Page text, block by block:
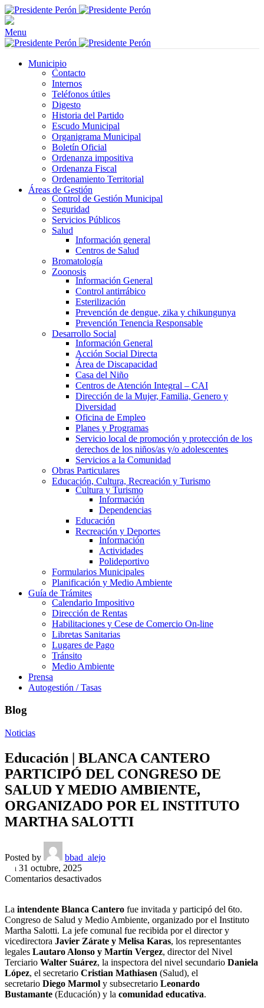
Menu
Municipio
Contacto
Internos
Teléfonos útiles
Digesto
Historia del Partido
Escudo Municipal
Organigrama Municipal
Boletín Oficial
Ordenanza impositiva
Ordenanza Fiscal
Ordenamiento Territorial
Áreas de Gestión
Control de Gestión Municipal
Seguridad
Servicios Públicos
Salud
Información general
Centros de Salud
Bromatología
Zoonosis
Información General
Control antirrábico
Esterilización
Prevención de dengue, zika y chikungunya
Prevención Tenencia Responsable
Desarrollo Social
Información General
Acción Social Directa
Área de Discapacidad
Casa del Niño
Centros de Atención Integral – CAI
Dirección de la Mujer, Familia, Genero y
Diversidad
Oficina de Empleo
Planes y Programas
Servicio local de promoción y protección de los
derechos de los niños/as y/o adolescentes
Servicios a la Comunidad
Obras Particulares
Educación, Cultura, Recreación y Turismo
Cultura y Turismo
Información
Dependencias
Educación
Recreación y Deportes
Información
Actividades
Polideportivo
Formularios Municipales
Planificación y Medio Ambiente
Guía de Trámites
Calendario Impositivo
Dirección de Rentas
Habilitaciones y Cese de Comercio On-line
Libretas Sanitarias
Lugares de Pago
Tránsito
Medio Ambiente
Prensa
Autogestión / Tasas
Blog
Noticias
Educación | BLANCA CANTERO
PARTICIPÓ DEL CONGRESO DE
SALUD Y MEDIO AMBIENTE,
ORGANIZADO POR EL INSTITUTO
MARTHA SALOTTI
Posted by
bbad_alejo
On 31 octubre, 2025
Comentarios desactivadosen
BLANCA
CANTERO
PARTICIPÓ
DEL
CONGRESO
DE
SALUD
Y
MEDIO
La intendente Blanca Cantero fue invitada y participó del 6to.
Congreso de Salud y Medio Ambiente, organizado por el Instituto
Martha Salotti. La jefe comunal fue recibida por el director y
vicedirectora Javier Zárate y Melisa Karas, los representantes
legales Lautaro Alonso y Martín Vergez, director del Nivel
Terciario Walter Suárez, la inspectora del nivel secundario Daniela
López, el secretario Cristian Mathiasen (Salud), el
secretario Diego Marmol y subsecretario Leonardo
Bustamante (Educación) y la comunidad educativa.